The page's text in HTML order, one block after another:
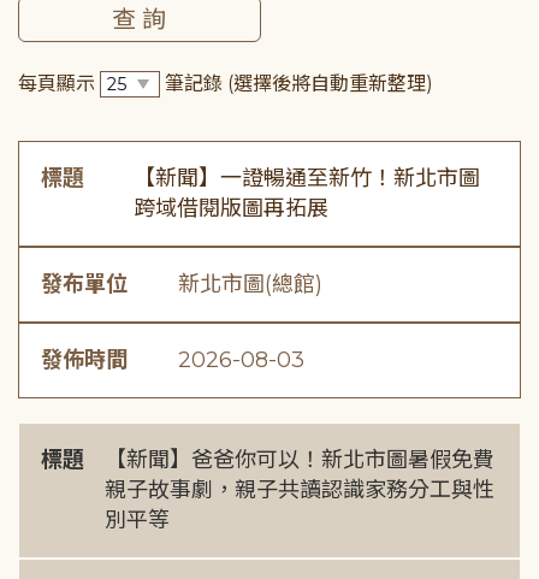
每頁顯示 筆記錄 (選擇後將自動重新整理)
標題
【新聞】一證暢通至新竹！新北市圖
跨域借閱版圖再拓展
發布單位 新北市圖(總館)
發佈時間 2026-08-03
標題
【新聞】爸爸你可以！新北市圖暑假免費
親子故事劇，親子共讀認識家務分工與性
別平等